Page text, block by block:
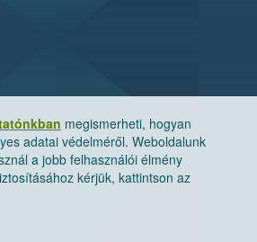
megismerheti, hogyan
adatai védelméről. Weboldalunk
a jobb felhasználói élmény
kérjük, kattintson az